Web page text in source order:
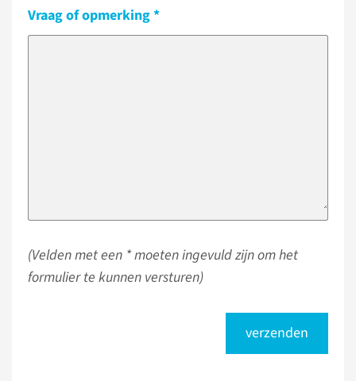
Vraag of opmerking
(Velden met een * moeten ingevuld zijn om het
formulier te kunnen versturen)
verzenden